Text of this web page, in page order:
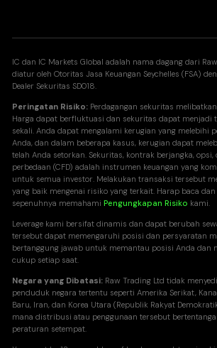
IC dan IC Markets Global adalah nama dagang dari
diatur oleh Otoritas Jasa Keuangan Seychelles (FSA)
Dealer Sekuritas SD018.
Peringatan Risiko: Perdagangan sekuritas
Harga dapat berfluktuasi dan sekuritas dapat menjadi
sekali. Anda dapat mengalami kerugian yang melebihi
Anda, dan dalam beberapa kasus, kerugian dapat
telah Anda setorkan. Sekuritas, kontrak berjangka,
perbedaan (CFD) adalah instrumen keuangan yang
untuk semua investor. Melakukan transaksi tersebut
yang baik mengenai risiko yang terkait. Harap baca
sepenuhnya memahamiPengungkapan Risiko kami.
Leverage kami bersifat dinamis dan dapat berubah
tersebut dapat memengaruhi posisi dan persyaratan
bertanggung jawab untuk memantau posisi Anda dan
cukup setiap saat.
Negara yang Dibatasi: Raw Trading Ltd tidak
penduduk negara tertentu seperti Amerika Serikat,
Baru, Iran, dan Korea Utara (Republik Rakyat
mana distribusi atau penggunaan tersebut
peraturan setempat.